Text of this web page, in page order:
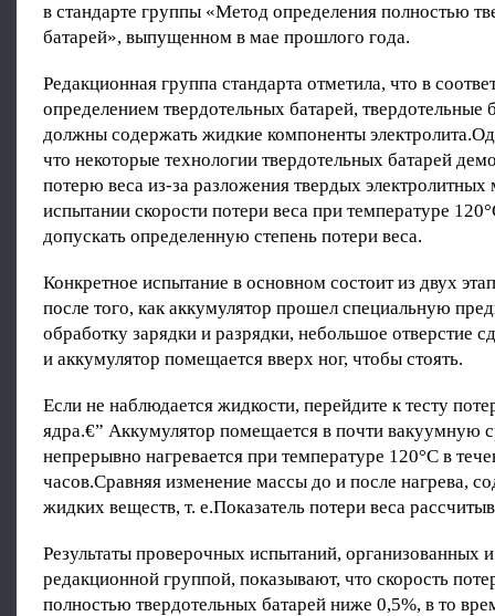
в стандарте группы «Метод определения полностью
батарей», выпущенном в мае прошлого года.
Редакционная группа стандарта отметила, что в
определением твердотельных батарей, твердотельные
должны содержать жидкие компоненты
что некоторые технологии твердотельных батарей
потерю веса из-за разложения твердых электролитных
испытании скорости потери веса при температуре
допускать определенную степень потери веса.
Конкретное испытание в основном состоит из двух
после того, как аккумулятор прошел специальную
обработку зарядки и разрядки, небольшое отверстие
и аккумулятор помещается вверх ног, чтобы стоять.
Если не наблюдается жидкости, перейдите к тесту
ядра.€” Аккумулятор помещается в почти вакуумную
непрерывно нагревается при температуре 120°C в
часов.Сравняя изменение массы до и после нагрева,
жидких веществ, т. е.Показатель потери веса
Результаты проверочных испытаний, организованных
редакционной группой, показывают, что скорость
полностью твердотельных батарей ниже 0,5%, в то